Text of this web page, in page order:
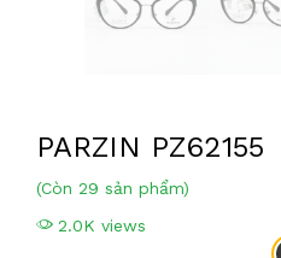
PARZIN PZ62155
(Còn 29 sản phẩm)
2.0K views